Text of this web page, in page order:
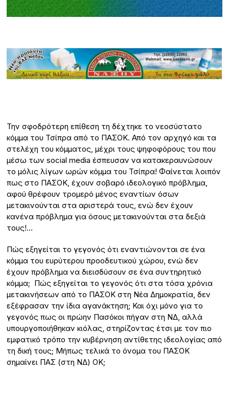
Την σφοδρότερη επίθεση τη δέχτηκε το νεοσύστατο
κόμμα του Τσίπρα από το ΠΑΣΟΚ. Από τον αρχηγό και τα
στελέχη του κόμματος, μέχρι τους ψηφοφόρους του που
μέσω των social media έσπευσαν να κατακεραυνώσουν
το μόλις λίγων ωρών κόμμα του Τσίπρα! Φαίνεται λοιπόν
πως στο ΠΑΣΟΚ, έχουν σοβαρό ιδεολογικό πρόβλημα,
αφού θρέφουν τρομερό μένος εναντίων όσων
μετακινούνται στα αριστερά τους, ενώ δεν έχουν
κανένα πρόβλημα για όσους μετακινούνται στα δεξιά
τους!…
Πώς εξηγείται το γεγονός ότι εναντιώνονται σε ένα
κόμμα του ευρύτερου προοδευτικού χώρου, ενώ δεν
έχουν πρόβλημα να διεισδύσουν σε ένα συντηρητικό
κόμμα; Πώς εξηγείται το γεγονός ότι στα τόσα χρόνια
μετακινήσεων από το ΠΑΣΟΚ στη Νέα Δημοκρατία, δεν
εξέφρασαν την ίδια αγανάκτηση; Και όχι μόνο για το
γεγονός πως οι πρώην Πασόκοι πήγαν στη ΝΔ, αλλά
υπουργοποιήθηκαν κιόλας, στηρίζοντας έτσι με τον πιο
εμφατικό τρόπο την κυβέρνηση αντίθετης ιδεολογίας από
τη δική τους; Μήπως τελικά το όνομα του ΠΑΣΟΚ
σημαίνει ΠΑΣ (στη ΝΔ) ΟΚ;